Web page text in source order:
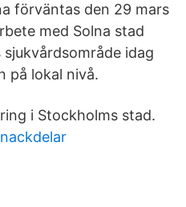
förväntas den 29 mars
med Solna stad
idag
på lokal nivå.
i Stockholms stad.